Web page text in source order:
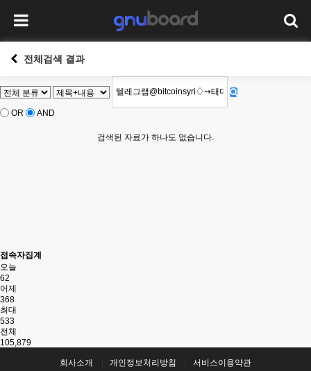
전체검색 결과
OR AND
검색된 자료가 하나도 없습니다.
접속자집계
오늘
62
어제
368
최대
533
전체
105,879
회사소개 개인정보처리방침
서비스이용약관